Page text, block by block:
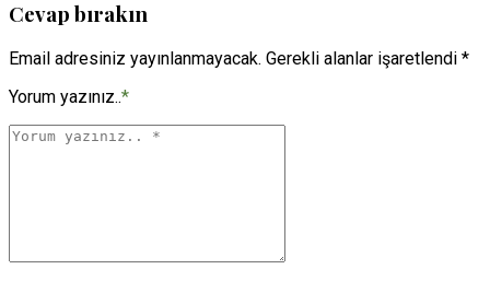
Cevap bırakın
Email adresiniz yayınlanmayacak. Gerekli alanlar işaretlendi *
Yorum yazınız..*